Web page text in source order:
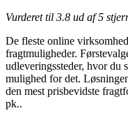
Vurderet til 3.8 ud af 5
De fleste online
fragtmuligheder.
udleveringssteder, hvor du
mulighed for det.
den mest prisbevidste
pk..